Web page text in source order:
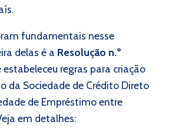
fundamentais nesse
delas é a Resolução n.º
estabeleceu regras para criação
da Sociedade de Crédito Direto
de Empréstimo entre
em detalhes: